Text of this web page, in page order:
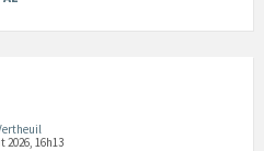
2026, 16h13